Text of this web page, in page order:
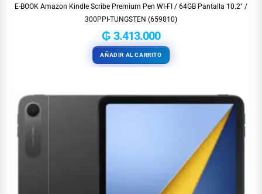
E-BOOK Amazon Kindle Scribe Premium Pen WI-FI / 64GB Pantalla 10.2″ /
300PPI-TUNGSTEN (659810)
₲ 3.413.000
AÑADIR AL CARRITO